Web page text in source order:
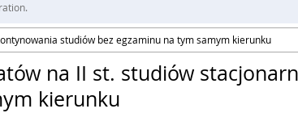
studiów bez egzaminu na tym samym kierunku
na II st. studiów
kierunku